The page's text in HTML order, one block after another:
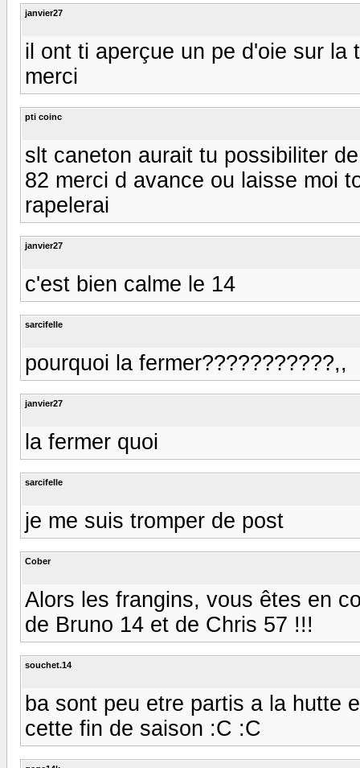
janvier27
il ont ti aperçue un pe d'oie sur la
merci
pti coinc
slt caneton aurait tu possibiliter
82 merci d avance ou laisse moi
rapelerai
janvier27
c'est bien calme le 14
sarcifelle
pourquoi la fermer???????????,,
janvier27
la fermer quoi
sarcifelle
je me suis tromper de post
Cober
Alors les frangins, vous êtes en
de Bruno 14 et de Chris 57 !!!
souchet.14
ba sont peu etre partis a la hutte
cette fin de saison :C :C